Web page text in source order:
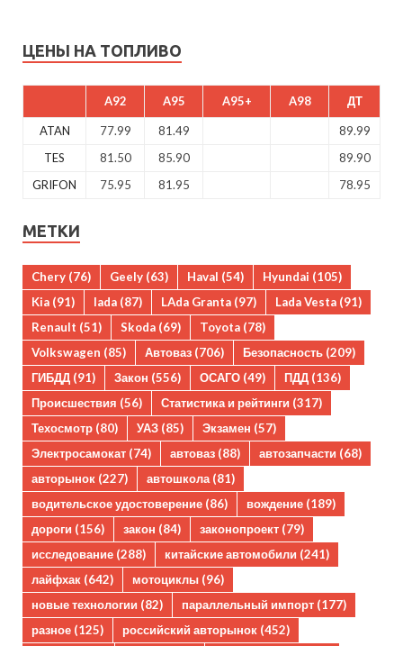
ЦЕНЫ НА ТОПЛИВО
A92 A95 A95+ A98 ДТ
ATAN 77.99 81.49
89.99
TES
81.50 85.90
89.90
GRIFON
75.95 81.95 78.95
МЕТКИ
Chery (76) Geely (63) Haval (54) Hyundai (105)
Kia (91) lada (87) LAda Granta (97) Lada Vesta (91)
Renault (51) Skoda (69) Toyota (78)
Volkswagen (85) Автоваз (706) Безопасность (209)
ГИБДД (91) Закон (556) ОСАГО (49) ПДД (136)
Происшествия (56) Статистика и рейтинги (317)
Техосмотр (80) УАЗ (85) Экзамен (57)
Электросамокат (74) автоваз (88) автозапчасти (68)
авторынок (227) автошкола (81)
водительское удостоверение (86) вождение (189)
дороги (156) закон (84) законопроект (79)
исследование (288) китайские автомобили (241)
лайфхак (642) мотоциклы (96)
новые технологии (82) параллельный импорт (177)
разное (125) российский авторынок (452)